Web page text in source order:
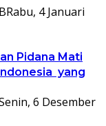
Rabu, 4 Januari
Pidana Mati
yang
6 Desember